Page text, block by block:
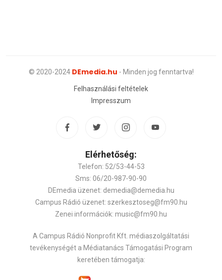
© 2020-2024 DEmedia.hu - Minden jog fenntartva!
Felhasználási feltételek
Impresszum
Elérhetőség:
Telefon: 52/53-44-53
Sms: 06/20-987-90-90
DEmedia üzenet: demedia@demedia.hu
Campus Rádió üzenet: szerkesztoseg@fm90.hu
Zenei információk: music@fm90.hu
A Campus Rádió Nonprofit Kft. médiaszolgáltatási
tevékenységét a Médiatanács Támogatási Program
keretében támogatja: